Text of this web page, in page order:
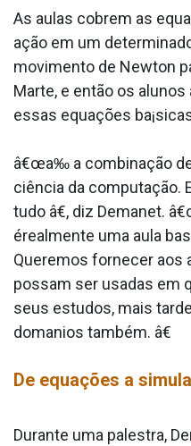
As aulas cobrem as
ação em um
movimento de Newton
Marte, e então os
essas equações
â€œa‰ a combinação
ciência da computação.
tudo â€, diz Demanet.
érealmente uma aula
Queremos fornecer aos
possam ser usadas em
seus estudos, mais
doma­nios também. â€
De equações a
Durante uma palestra,